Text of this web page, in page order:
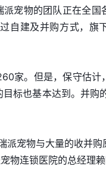
宠物的团队正在全国
自建及并购方式，旗
家。但是，保守估计
标也基本达到。并购
宠物与大量的收并
物连锁医院的总经理赖